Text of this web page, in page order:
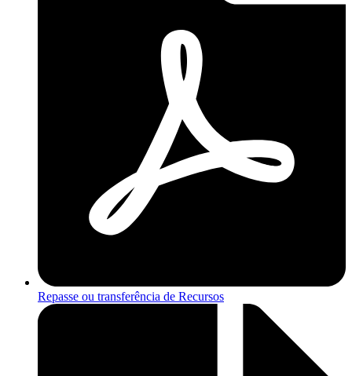
Repasse ou transferência de Recursos